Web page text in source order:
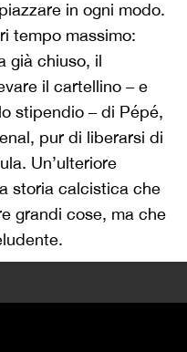
in ogni modo.
tempo massimo:
già chiuso, il
il cartellino – e
stipendio – di Pépé,
pur di liberarsi di
Un’ulteriore
storia calcistica che
grandi cose, ma che